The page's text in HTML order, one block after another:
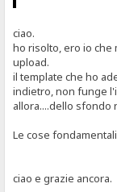
ciao.
ho risolto, ero io che
upload.
il template che ho
indietro, non funge
allora....dello sfondo
Le cose
ciao e grazie ancora.